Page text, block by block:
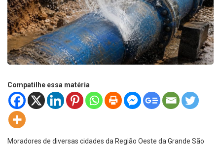
Compatilhe essa matéria
Moradores de diversas cidades da Região Oeste da Grande São